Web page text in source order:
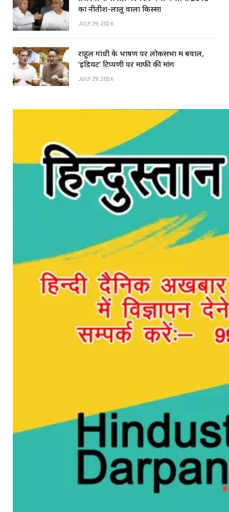
का नीतीश-लालू वाला किस्सा
JULY 29, 2026
राहुल गांधी के भाषण पर लोकसभा में बवाल,
‘इडियट’ टिप्पणी पर माफी की मांग
JULY 29, 2026